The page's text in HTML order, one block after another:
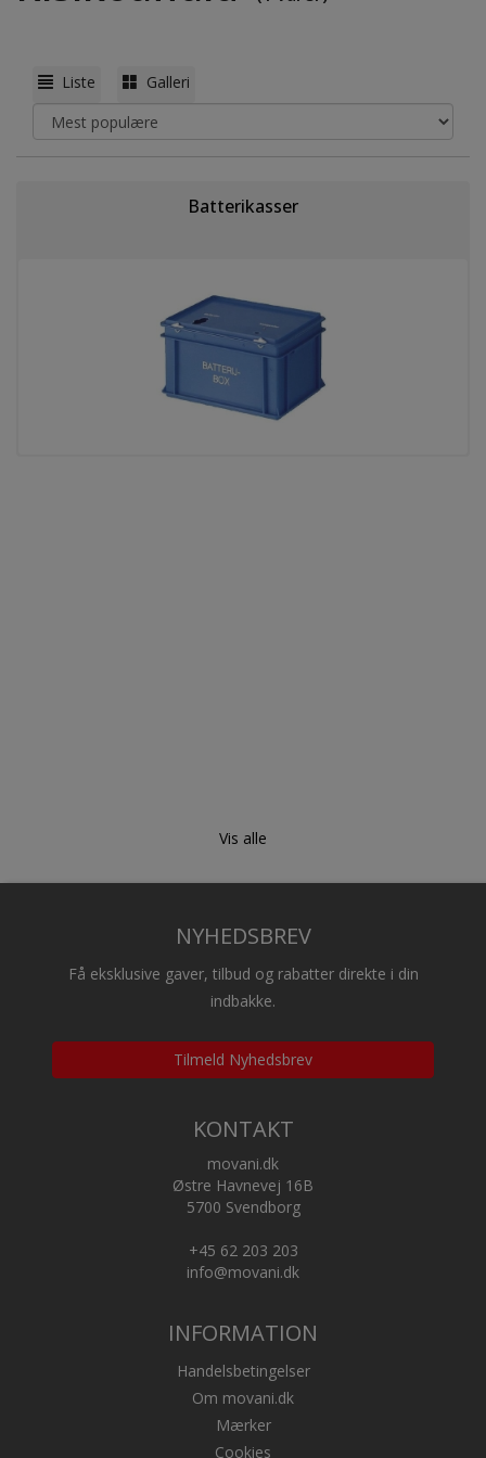
Liste Galleri
Batterikasser
Vis alle
NYHEDSBREV
Få eksklusive gaver, tilbud og rabatter direkte i din
indbakke.
Tilmeld Nyhedsbrev
KONTAKT
movani.dk
Østre Havnevej 16B
5700 Svendborg
+45 62 203 203
info@movani.dk
INFORMATION
Handelsbetingelser
Om movani.dk
Mærker
Cookies